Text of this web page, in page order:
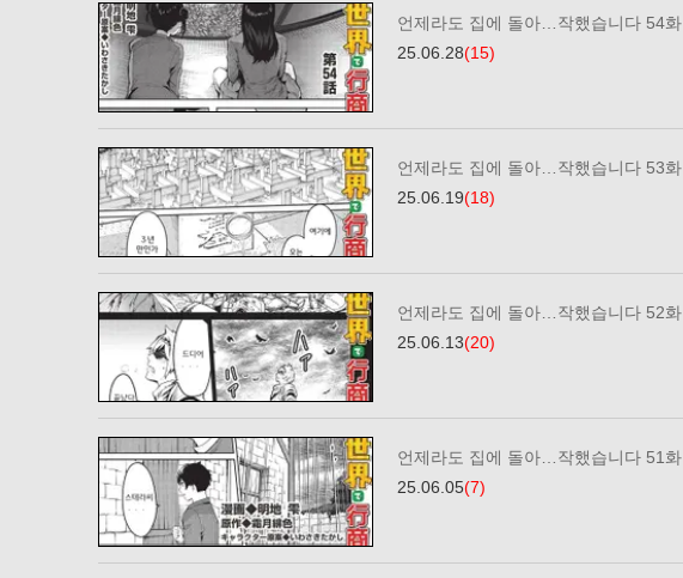
언제라도 집에 돌아…작했습니다 54화
25.06.28(15)
언제라도 집에 돌아…작했습니다 53화
25.06.19(18)
언제라도 집에 돌아…작했습니다 52화
25.06.13(20)
언제라도 집에 돌아…작했습니다 51화
25.06.05(7)